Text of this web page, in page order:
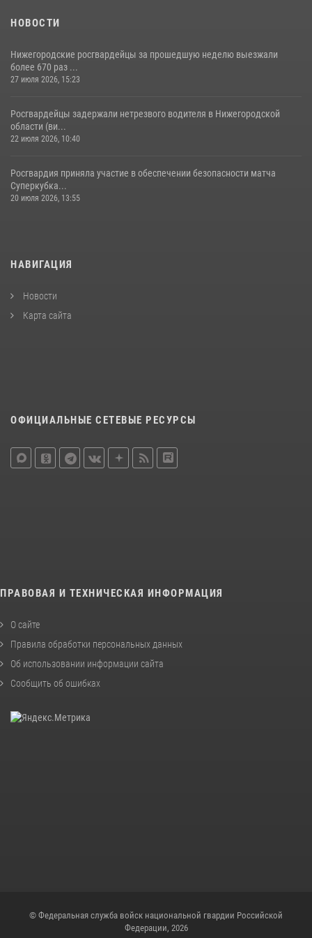
НОВОСТИ
Нижегородские росгвардейцы за прошедшую неделю выезжали
более 670 раз ...
27 июля 2026, 15:23
Росгвардейцы задержали нетрезвого водителя в Нижегородской
области (ви...
22 июля 2026, 10:40
Росгвардия приняла участие в обеспечении безопасности матча
Суперкубка...
20 июля 2026, 13:55
НАВИГАЦИЯ
Новости
Карта сайта
ОФИЦИАЛЬНЫЕ СЕТЕВЫЕ РЕСУРСЫ
ПРАВОВАЯ И ТЕХНИЧЕСКАЯ ИНФОРМАЦИЯ
О сайте
Правила обработки персональных данных
Об использовании информации сайта
Сообщить об ошибках
© Федеральная служба войск национальной гвардии Российской
Федерации, 2026